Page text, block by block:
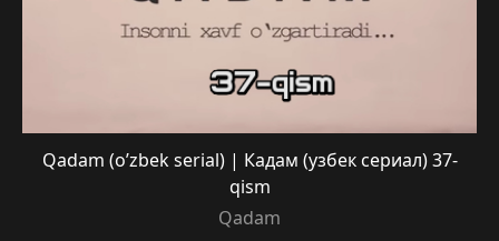
Qadam (o’zbek serial) | Кадам (узбек сериал) 37-
qism
Qadam